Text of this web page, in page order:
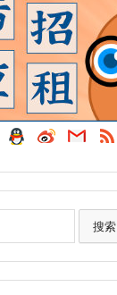
搜索